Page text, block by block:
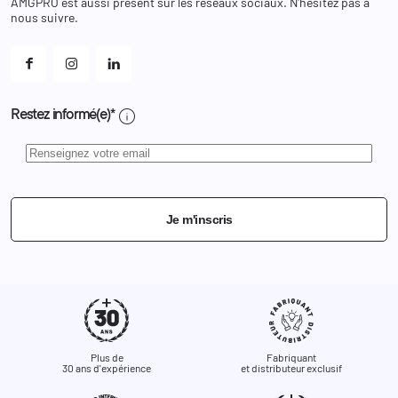
Et les cookies ?
nous suivre.
Restez informé(e)* info
Je m'inscris
Plus de
30 ans d'expérience
Fabriquant
et distributeur exclusif